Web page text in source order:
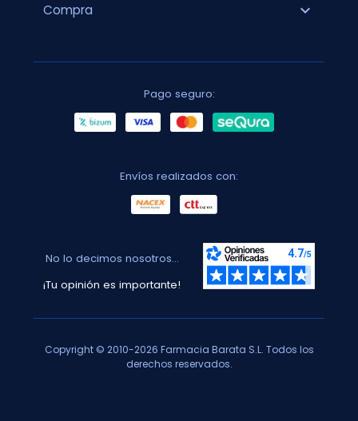
Compra expand_more
Pago seguro:
Envíos realizados con:
No lo decimos nosotros...
¡Tu opinión es importante!
Copyright © 2010-2026 Farmacia Barata S.L. Todos los
derechos reservados.